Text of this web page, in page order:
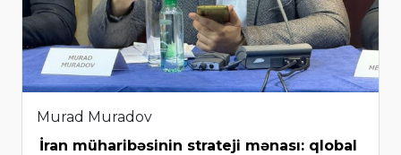
Murad Muradov
İran müharibəsinin strateji mənası: qlobal